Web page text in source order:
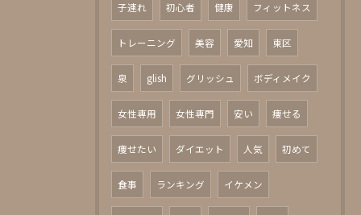
子連れ 初心者 健康 フィットネス
トレーニング 美容 愛知 東区
泉 glish グリッシュ ボディメイク
女性専用 女性専門 安い 痩せる
痩せたい ダイエット 人気 初めて
食事 ランキング イケメン